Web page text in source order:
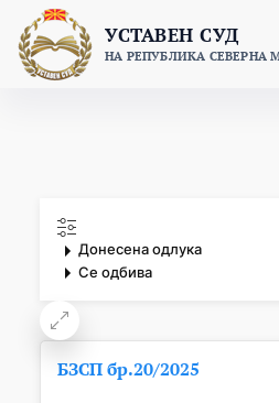
content
УСТАВЕН СУД
НА РЕПУБЛИКА СЕВЕРНА
Донесена одлука
Се одбива
БЗСП бр.20/2025